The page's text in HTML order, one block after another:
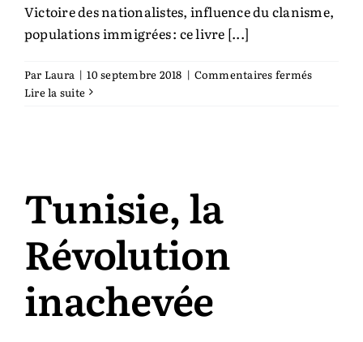
Victoire des nationalistes, influence du clanisme,
populations immigrées : ce livre [...]
Par Laura | 10 septembre 2018 | Commentaires ferméssur
Lire la suite
Tunisie, la
Révolution
inachevée